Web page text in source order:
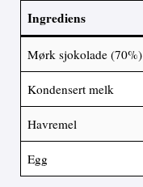
Ingrediens
Mørk sjokolade (70%)
Kondensert melk
Havremel
Egg